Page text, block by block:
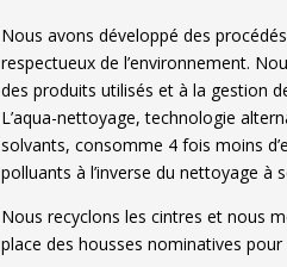
Nous avons développé des
respectueux de l’environnement.
des produits utilisés et à la gestion
L’aqua-nettoyage, technologie
solvants, consomme 4 fois moins
polluants à l’inverse du nettoyage à
Nous recyclons les cintres et nous
place des housses nominatives